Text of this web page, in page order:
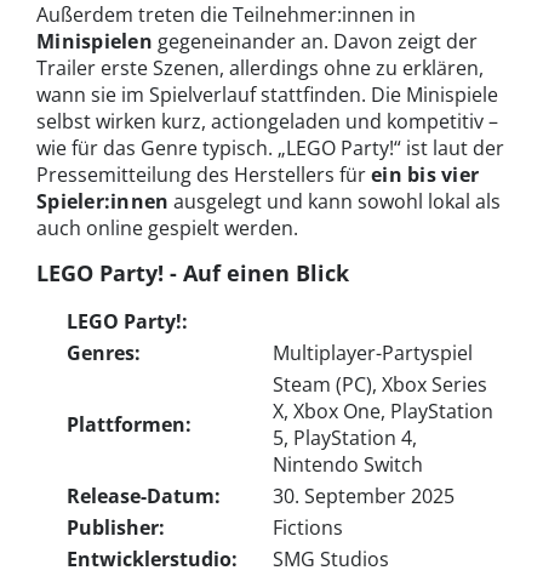
Außerdem treten die Teilnehmer:innen in
Minispielen gegeneinander an. Davon zeigt der
Trailer erste Szenen, allerdings ohne zu erklären,
wann sie im Spielverlauf stattfinden. Die Minispiele
selbst wirken kurz, actiongeladen und kompetitiv –
wie für das Genre typisch. „LEGO Party!“ ist laut der
Pressemitteilung des Herstellers fürein bis vier
Spieler:innen ausgelegt und kann sowohl lokal als
auch online gespielt werden.
LEGO Party! - Auf einen Blick
LEGO Party!:
Genres:
Multiplayer-Partyspiel
Plattformen:
Steam (PC), Xbox Series
X, Xbox One, PlayStation
5, PlayStation 4,
Nintendo Switch
Release-Datum:
30. September 2025
Publisher:
Fictions
Entwicklerstudio:
SMG Studios